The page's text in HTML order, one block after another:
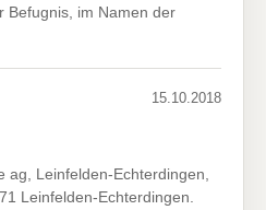
Befugnis, im Namen der
15.10.2018
ag, Leinfelden-Echterdingen,
Leinfelden-Echterdingen.